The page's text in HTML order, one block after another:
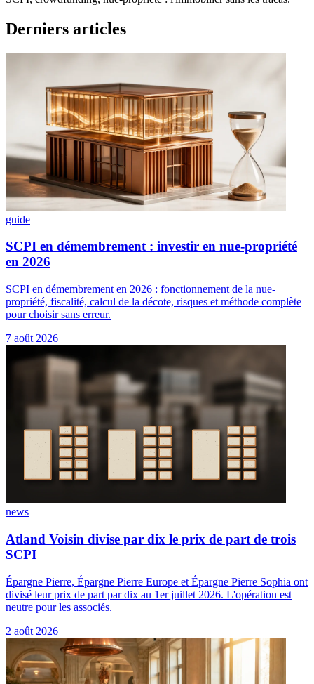
Derniers articles
guide
SCPI en démembrement : investir en nue-propriété
en 2026
SCPI en démembrement en 2026 : fonctionnement de la nue-
propriété, fiscalité, calcul de la décote, risques et méthode complète
pour choisir sans erreur.
7 août 2026
news
Atland Voisin divise par dix le prix de part de trois
SCPI
Épargne Pierre, Épargne Pierre Europe et Épargne Pierre Sophia ont
divisé leur prix de part par dix au 1er juillet 2026. L'opération est
neutre pour les associés.
2 août 2026